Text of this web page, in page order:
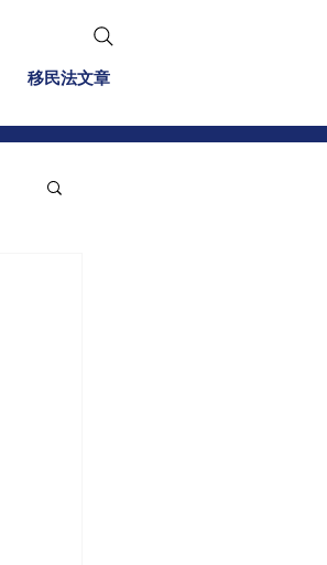
移民法文章